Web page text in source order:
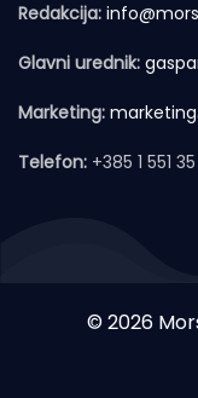
Redakcija:
Glavni urednik:
Marketing:
Telefon: +385 1 551 35
© 2026